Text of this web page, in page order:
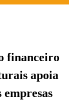
financeiro
apoia